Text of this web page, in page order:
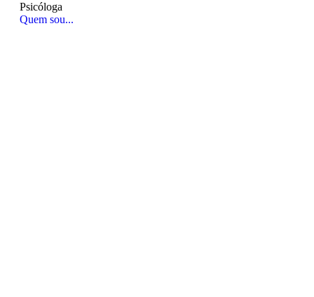
Psicóloga
Quem sou...